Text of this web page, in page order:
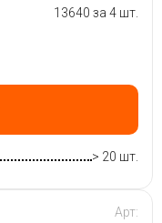
13640 за 4 шт.
> 20 шт.
Арт: